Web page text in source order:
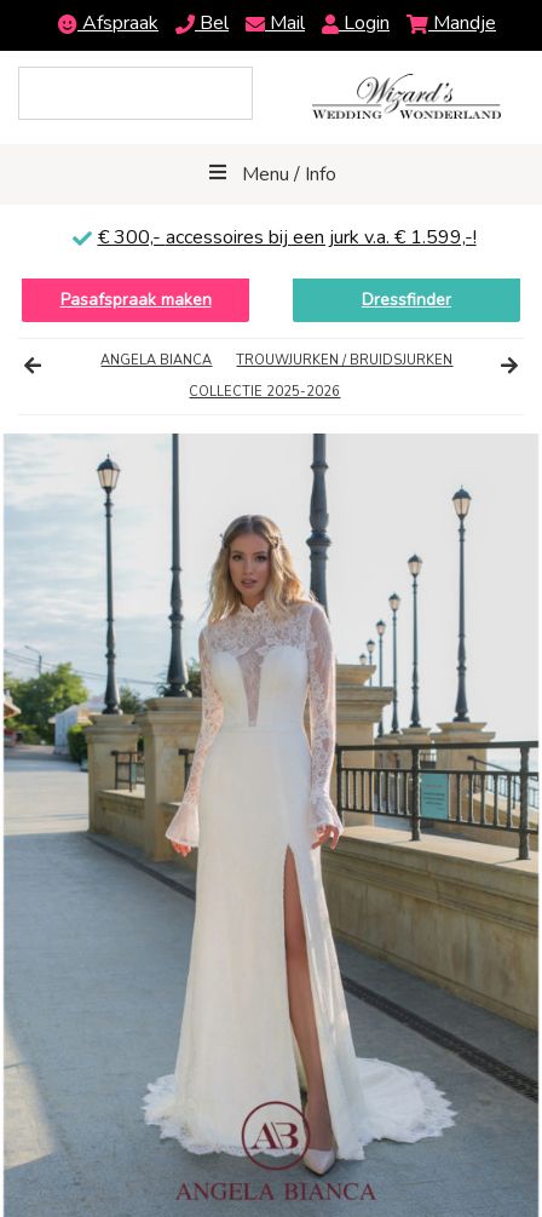
Afspraak Bel Mail Login Mandje
Menu / Info
€ 300,- accessoires bij een jurk v.a. € 1.599,-!
Pasafspraak maken Dressfinder
ANGELA BIANCA
TROUWJURKEN / BRUIDSJURKEN
COLLECTIE 2025-2026